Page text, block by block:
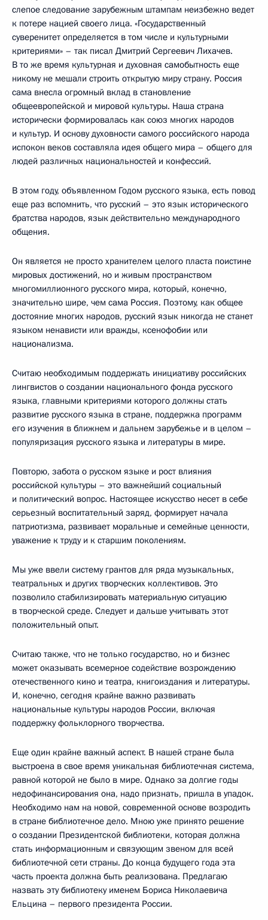
слепое следование зарубежным штампам неизбежно ведет
к потере нацией своего лица. «Государственный
суверенитет определяется в том числе и культурными
критериями» – так писал Дмитрий Сергеевич Лихачев.
В то же время культурная и духовная самобытность еще
никому не мешали строить открытую миру страну. Россия
сама внесла огромный вклад в становление
общеевропейской и мировой культуры. Наша страна
исторически формировалась как союз многих народов
и культур. И основу духовности самого российского народа
испокон веков составляла идея общего мира – общего для
людей различных национальностей и конфессий.
В этом году, объявленном Годом русского языка, есть повод
еще раз вспомнить, что русский – это язык исторического
братства народов, язык действительно международного
общения.
Он является не просто хранителем целого пласта поистине
мировых достижений, но и живым пространством
многомиллионного русского мира, который, конечно,
значительно шире, чем сама Россия. Поэтому, как общее
достояние многих народов, русский язык никогда не станет
языком ненависти или вражды, ксенофобии или
национализма.
Считаю необходимым поддержать инициативу российских
лингвистов о создании национального фонда русского
языка, главными критериями которого должны стать
развитие русского языка в стране, поддержка программ
его изучения в ближнем и дальнем зарубежье и в целом –
популяризация русского языка и литературы в мире.
Повторю, забота о русском языке и рост влияния
российской культуры – это важнейший социальный
и политический вопрос. Настоящее искусство несет в себе
серьезный воспитательный заряд, формирует начала
патриотизма, развивает моральные и семейные ценности,
уважение к труду и к старшим поколениям.
Мы уже ввели систему грантов для ряда музыкальных,
театральных и других творческих коллективов. Это
позволило стабилизировать материальную ситуацию
в творческой среде. Следует и дальше учитывать этот
положительный опыт.
Считаю также, что не только государство, но и бизнес
может оказывать всемерное содействие возрождению
отечественного кино и театра, книгоиздания и литературы.
И, конечно, сегодня крайне важно развивать
национальные культуры народов России, включая
поддержку фольклорного творчества.
Еще один крайне важный аспект. В нашей стране была
выстроена в свое время уникальная библиотечная система,
равной которой не было в мире. Однако за долгие годы
недофинансирования она, надо признать, пришла в упадок.
Необходимо нам на новой, современной основе возродить
в стране библиотечное дело. Мною уже принято решение
о создании Президентской библиотеки, которая должна
стать информационным и связующим звеном для всей
библиотечной сети страны. До конца будущего года эта
часть проекта должна быть реализована. Предлагаю
назвать эту библиотеку именем Бориса Николаевича
Ельцина – первого президента России.